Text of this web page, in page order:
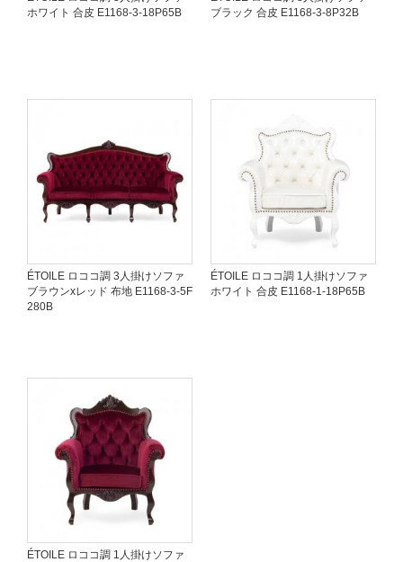
ホワイト 合皮 E1168-3-18P65B
ブラック 合皮 E1168-3-8P32B
ÉTOILE ロココ調 3人掛けソファ
ブラウンxレッド 布地 E1168-3-5F
280B
ÉTOILE ロココ調 1人掛けソファ
ホワイト 合皮 E1168-1-18P65B
ÉTOILE ロココ調 1人掛けソファ